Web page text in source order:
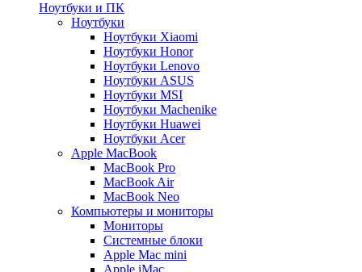
Ноутбуки и ПК
Ноутбуки
Ноутбуки Xiaomi
Ноутбуки Honor
Ноутбуки Lenovo
Ноутбуки ASUS
Ноутбуки MSI
Ноутбуки Machenike
Ноутбуки Huawei
Ноутбуки Acer
Apple MacBook
MacBook Pro
MacBook Air
MacBook Neo
Компьютеры и мониторы
Мониторы
Системные блоки
Apple Mac mini
Apple iMac